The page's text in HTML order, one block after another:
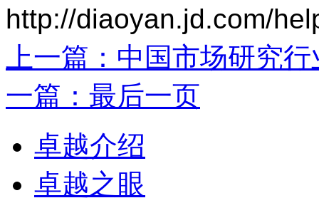
http://diaoyan.jd.com/
上一篇：中国市场研究
一篇：最后一页
卓越介绍
卓越之眼